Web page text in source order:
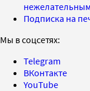
Подписка на
Мы в соцсетях:
Telegram
ВКонтакте
YouTube